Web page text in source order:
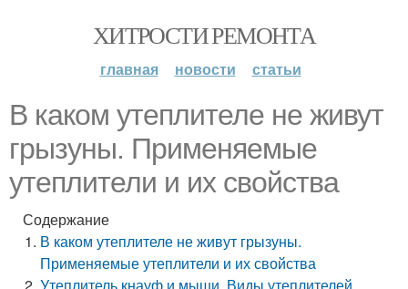
ХИТРОСТИ РЕМОНТА
главная новости статьи
В каком утеплителе не живут
грызуны. Применяемые
утеплители и их свойства
Содержание
В каком утеплителе не живут грызуны.
Применяемые утеплители и их свойства